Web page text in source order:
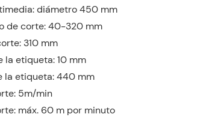
diámetro 450 mm
de corte: 40-320 mm
310 mm
la etiqueta: 10 mm
la etiqueta: 440 mm
5m/min
máx. 60 m por minuto